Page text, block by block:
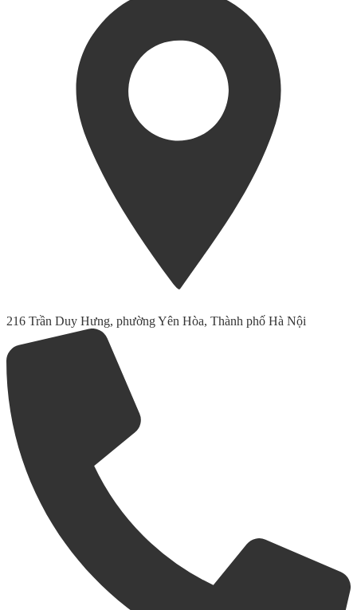
216 Trần Duy Hưng, phường Yên Hòa, Thành phố Hà Nội